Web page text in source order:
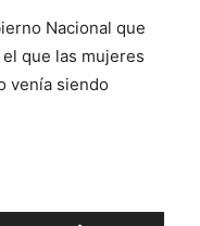
flecha
arriba/abajo
para
el
Nacional que
que las mujeres
venía siendo